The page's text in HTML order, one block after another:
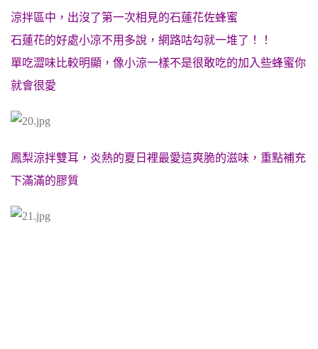
涼拌區中，出沒了第一次相見的石蓮花佐蜂蜜
石蓮花的好處小凉不用多說，網路咕勾就一堆了！！
單吃澀味比較明顯，像小涼一樣不是很敢吃的加入些蜂蜜你
就會很愛
鳳梨涼拌雙耳，炎熱的夏日裡最愛這爽脆的滋味， 重點補充
下滿滿的膠質